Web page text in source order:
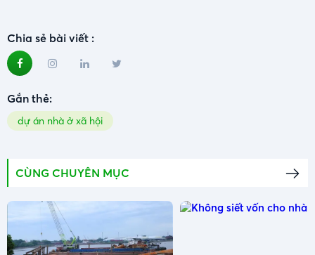
Chia sẻ bài viết :
Gắn thẻ:
dự án nhà ở xã hội
CÙNG CHUYÊN MỤC